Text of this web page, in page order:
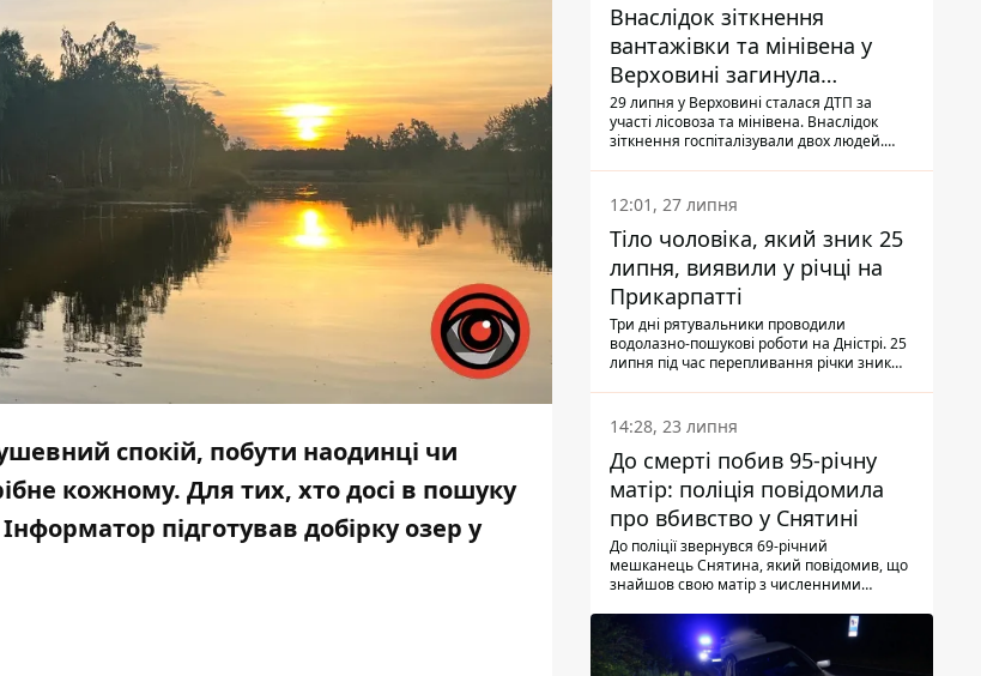
спокій, побути наодинці чи
кожному. Для тих, хто досі в пошуку
Інформатор підготував добірку озер у
Внаслідок зіткнення
вантажівки та мінівена у
Верховині загинула
пасажирка, водійка - у
лікарні
29 липня у Верховині сталася ДТП за
участі лісовоза та мінівена. Внаслідок
зіткнення госпіталізували двох людей.
Також травми отримала водійка
автомобіля.
12:01, 27 липня
Тіло чоловіка, який зник 25
липня, виявили у річці на
Прикарпатті
Три дні рятувальники проводили
водолазно-пошукові роботи на Дністрі. 25
липня під час перепливання річки зник
виявили тіло.
14:28, 23 липня
До смерті побив 95-річну
матір: поліція повідомила
про вбивство у Снятині
До поліції звернувся 69-річний
мешканець Снятина, який повідомив, що
знайшов свою матір з численними
з'ясували правоохоронці, ці травми жінці
наніс її син.